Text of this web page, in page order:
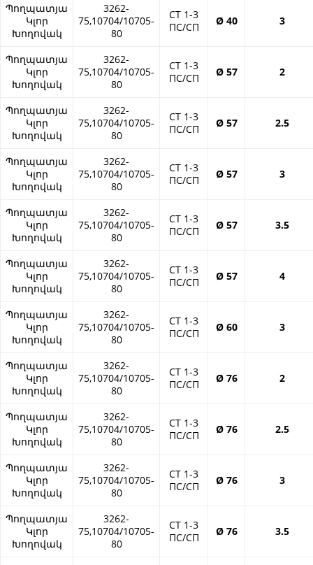
Պողպատյա
Կլոր
Խողովակ
3262-
75,10704/10705-
80
СТ 1-3
ПС/СП
Ø 40 3
Պողպատյա
Կլոր
Խողովակ
3262-
75,10704/10705-
80
СТ 1-3
ПС/СП
Ø 57 2
Պողպատյա
Կլոր
Խողովակ
3262-
75,10704/10705-
80
СТ 1-3
ПС/СП
Ø 57 2.5
Պողպատյա
Կլոր
Խողովակ
3262-
75,10704/10705-
80
СТ 1-3
ПС/СП
Ø 57 3
Պողպատյա
Կլոր
Խողովակ
3262-
75,10704/10705-
80
СТ 1-3
ПС/СП
Ø 57 3.5
Պողպատյա
Կլոր
Խողովակ
3262-
75,10704/10705-
80
СТ 1-3
ПС/СП
Ø 57 4
Պողպատյա
Կլոր
Խողովակ
3262-
75,10704/10705-
80
СТ 1-3
ПС/СП
Ø 60 3
Պողպատյա
Կլոր
Խողովակ
3262-
75,10704/10705-
80
СТ 1-3
ПС/СП
Ø 76 2
Պողպատյա
Կլոր
Խողովակ
3262-
75,10704/10705-
80
СТ 1-3
ПС/СП
Ø 76 2.5
Պողպատյա
Կլոր
Խողովակ
3262-
75,10704/10705-
80
СТ 1-3
ПС/СП
Ø 76 3
Պողպատյա
Կլոր
Խողովակ
3262-
75,10704/10705-
80
СТ 1-3
ПС/СП
Ø 76 3.5